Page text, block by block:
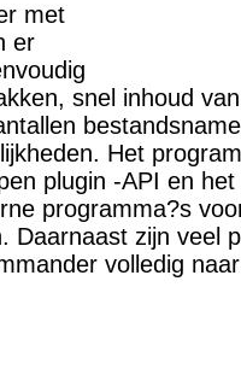
met
er
snel inhoud
Het
plugin -API en
programma?s
Daarnaast zijn veel
volledig